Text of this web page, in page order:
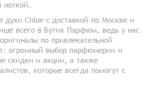
ноткой.
духи Chloe с доставкой по Москве и
всего в Бутик Парфюм, ведь у нас
по привлекательной
огромный выбор парфюмерии и
скидки и акции, а также
которые всегда помогут с